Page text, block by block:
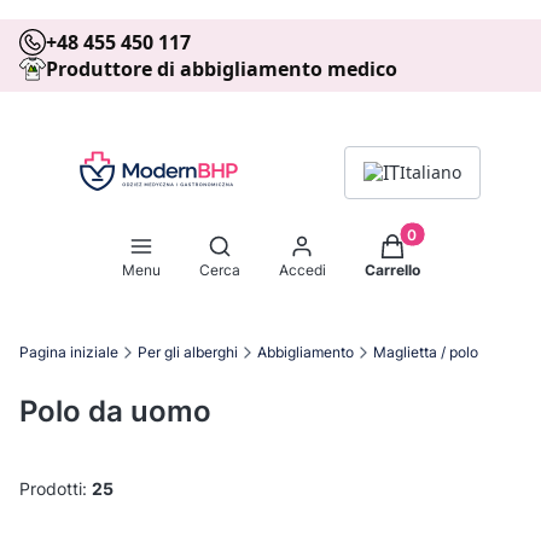
+48 455 450 117
Produttore di abbigliamento medico
Italiano
Menu
Apri motore di ricerca
Cerca Accedi
Prodotti nel
Carrello
Pagina iniziale Per gli alberghi Abbigliamento Maglietta / polo
Polo da uomo
Prodotti: 25